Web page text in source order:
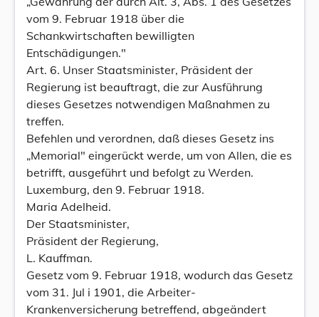
vom 9. Februar 1918 über die
Schankwirtschaften bewilligten
Entschädigungen."
Art. 6. Unser Staatsminister, Präsident der
Regierung ist beauftragt, die zur Ausführung
dieses Gesetzes notwendigen Maßnahmen zu
treffen.
Befehlen und verordnen, daß dieses Gesetz ins
„Memorial" eingerückt werde, um von Allen, die es
betrifft, ausgeführt und befolgt zu Werden.
Luxemburg, den 9. Februar 1918.
Maria Adelheid.
Der Staatsminister,
Präsident der Regierung,
L. Kauffman.
Gesetz vom 9. Februar 1918, wodurch das Gesetz
vom 31. Jul i 1901, die Arbeiter-
Krankenversicherung betreffend, abgeändert